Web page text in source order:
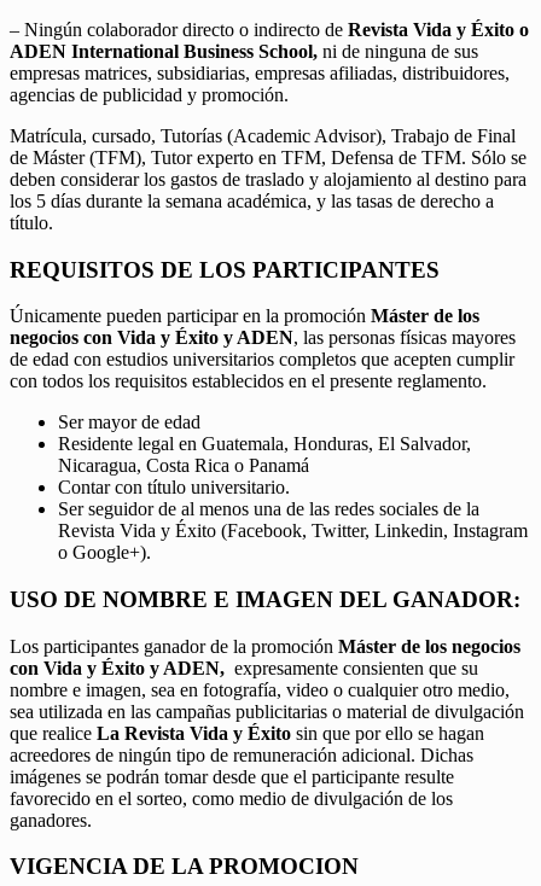
– Ningún colaborador directo o indirecto de Revista Vida y Éxito o
ADEN International Business School, ni de ninguna de sus
empresas matrices, subsidiarias, empresas afiliadas, distribuidores,
agencias de publicidad y promoción.
Matrícula, cursado, Tutorías (Academic Advisor), Trabajo de Final
de Máster (TFM), Tutor experto en TFM, Defensa de TFM. Sólo se
deben considerar los gastos de traslado y alojamiento al destino para
los 5 días durante la semana académica, y las tasas de derecho a
título.
REQUISITOS DE LOS PARTICIPANTES
Únicamente pueden participar en la promoción Máster de los
negocios con Vida y Éxito y ADEN, las personas físicas mayores
de edad con estudios universitarios completos que acepten cumplir
con todos los requisitos establecidos en el presente reglamento.
Ser mayor de edad
Residente legal en Guatemala, Honduras, El Salvador,
Nicaragua, Costa Rica o Panamá
Contar con título universitario.
Ser seguidor de al menos una de las redes sociales de la
Revista Vida y Éxito (Facebook, Twitter, Linkedin, Instagram
o Google+).
USO DE NOMBRE E IMAGEN DEL GANADOR:
Los participantes ganador de la promoción Máster de los negocios
con Vida y Éxito y ADEN, expresamente consienten que su
nombre e imagen, sea en fotografía, video o cualquier otro medio,
sea utilizada en las campañas publicitarias o material de divulgación
que realice La Revista Vida y Éxito sin que por ello se hagan
acreedores de ningún tipo de remuneración adicional. Dichas
imágenes se podrán tomar desde que el participante resulte
favorecido en el sorteo, como medio de divulgación de los
ganadores.
VIGENCIA DE LA PROMOCION